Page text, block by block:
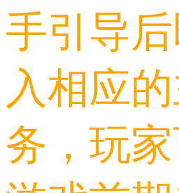
手引导
入相应
务，玩